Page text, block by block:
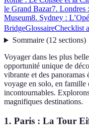
le Grand Bazar7. Londres
Museum8. Sydney :
BridgeGlossaireChecklist
Sommaire(12 sections)
Voyager dans les plus
opportunité unique de
vibrante et des
voyage en solo, en famille
incontournables.
magnifiques destinations.
1. Paris : La Tour